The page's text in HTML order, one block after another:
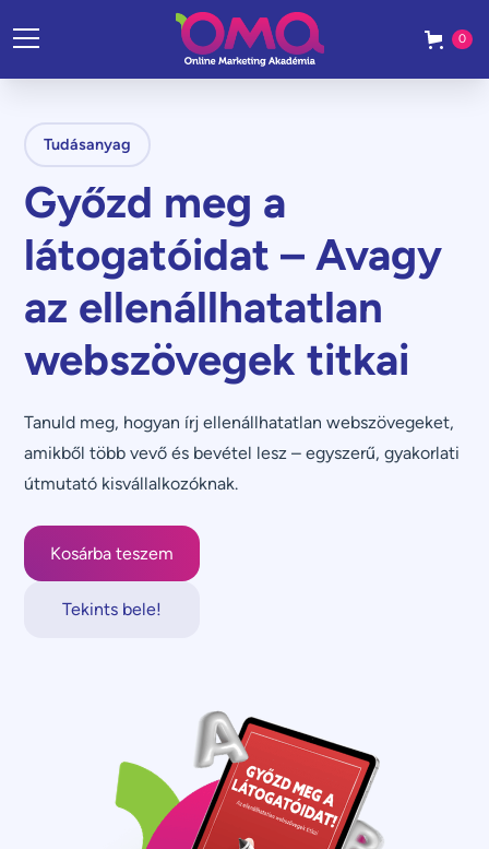
0
Tudásanyag
Győzd meg a
látogatóidat – Avagy
az ellenállhatatlan
webszövegek titkai
Tanuld meg, hogyan írj ellenállhatatlan webszövegeket,
amikből több vevő és bevétel lesz – egyszerű, gyakorlati
útmutató kisvállalkozóknak.
Tekints bele!